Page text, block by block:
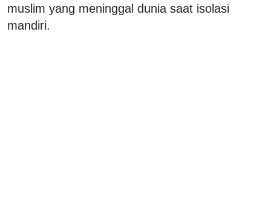
muslim yang meninggal dunia saat isolasi
mandiri.